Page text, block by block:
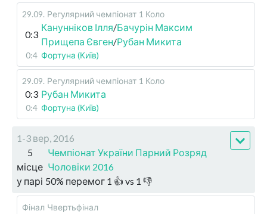
29.09. Регулярний чемпіонат 1 Коло
0:3
Канунніков Ілля/Бачурін Максим
Прищепа Євген/Рубан Микита
0:4 Фортуна (Київ)
29.09. Регулярний чемпіонат 1 Коло
0:3 Рубан Микита
0:4 Фортуна (Київ)
1-3 вер, 2016
5
місце
Чемпіонат України Парний Розряд
Чоловіки 2016
у парі 50% перемог 1 👍 vs 1 👎
Фінал Чвертьфінал